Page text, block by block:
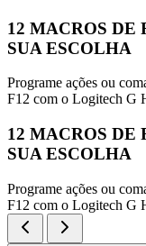
12 MACROS DE
SUA ESCOLHA
Programe ações ou
F12 com o Logitech G
12 MACROS DE
SUA ESCOLHA
Programe ações ou
F12 com o Logitech G